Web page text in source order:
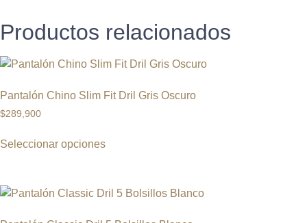
Productos relacionados
Pantalón Chino Slim Fit Dril Gris Oscuro
$289,900
Seleccionar opciones